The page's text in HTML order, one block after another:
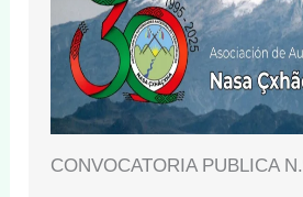
CONVOCATORIA PUBLICA